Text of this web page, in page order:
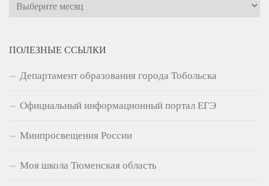
ПОЛЕЗНЫЕ ССЫЛКИ
Департамент образования города Тобольска
Официальный информационный портал ЕГЭ
Минпросвещения России
Моя школа Тюменская область